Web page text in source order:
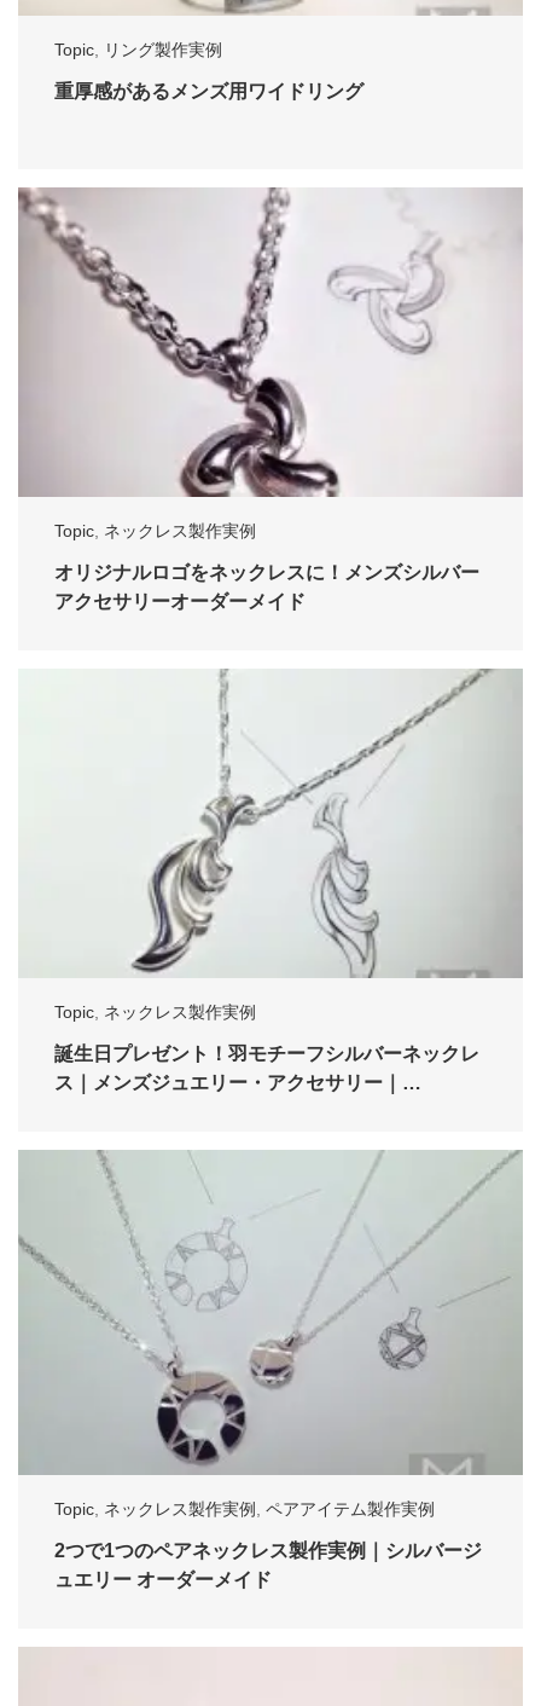
Topic リング製作実例
重厚感があるメンズ用ワイドリング
Topic ネックレス製作実例
オリジナルロゴをネックレスに！メンズシルバー
アクセサリーオーダーメイド
Topic ネックレス製作実例
誕生日プレゼント！羽モチーフシルバーネックレ
ス｜メンズジュエリー・アクセサリー｜…
Topic, ネックレス製作実例 , ペアアイテム製作実例
2つで1つのペアネックレス製作実例｜シルバージ
ュエリー オーダーメイド